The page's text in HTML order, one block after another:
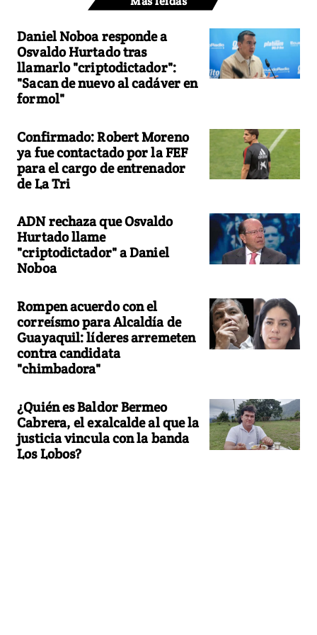
Daniel Noboa responde a
Osvaldo Hurtado tras
llamarlo "criptodictador":
"Sacan de nuevo al cadáver en
formol"
Confirmado: Robert Moreno
ya fue contactado por la FEF
para el cargo de entrenador
de La Tri
ADN rechaza que Osvaldo
Hurtado llame
"criptodictador" a Daniel
Noboa
Rompen acuerdo con el
correísmo para Alcaldía de
Guayaquil: líderes arremeten
contra candidata
"chimbadora"
¿Quién es Baldor Bermeo
Cabrera, el exalcalde al que la
justicia vincula con la banda
Los Lobos?